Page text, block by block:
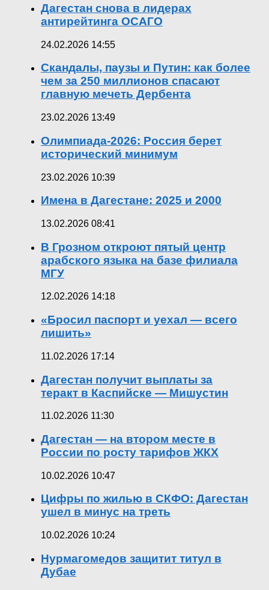
Дагестан снова в лидерах
антирейтинга ОСАГО
24.02.2026 14:55
Скандалы, паузы и Путин: как более
чем за 250 миллионов спасают
главную мечеть Дербента
23.02.2026 13:49
Олимпиада-2026: Россия берет
исторический минимум
23.02.2026 10:39
Имена в Дагестане: 2025 и 2000
13.02.2026 08:41
В Грозном откроют пятый центр
арабского языка на базе филиала
МГУ
12.02.2026 14:18
«Бросил паспорт и уехал — всего
лишить»
11.02.2026 17:14
Дагестан получит выплаты за
теракт в Каспийске — Мишустин
11.02.2026 11:30
Дагестан — на втором месте в
России по росту тарифов ЖКХ
10.02.2026 10:47
Цифры по жилью в СКФО: Дагестан
ушел в минус на треть
10.02.2026 10:24
Нурмагомедов защитит титул в
Дубае